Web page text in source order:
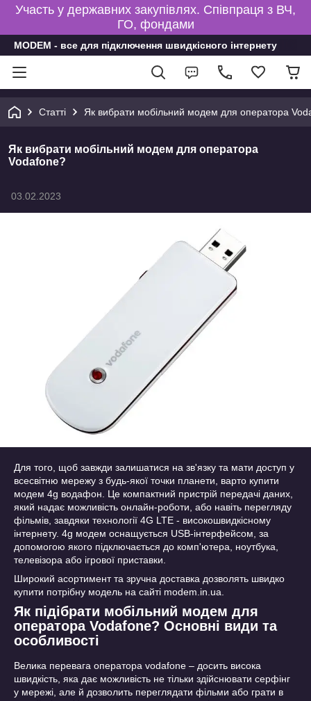
Участь у державних закупівлях. Співпраця з ВЧ,
ГО, фондами
MODEM - все для підключення швидкісного інтернету
Статті Як вибрати мобільний модем для оператора
Як вибрати мобільний модем для оператора
Vodafone?
03.02.2023
Для того, щоб завжди залишатися на зв'язку та мати доступ у
всесвітню мережу з будь-якої точки планети, варто купити
модем 4g водафон. Це компактний пристрій передачі даних,
який надає можливість онлайн-роботи, або навіть перегляду
фільмів, завдяки технології 4G LTE - високошвидкісному
інтернету. 4g модем оснащується USB-інтерфейсом, за
допомогою якого підключається до комп'ютера, ноутбука,
телевізора або ігрової приставки.
Широкий асортимент та зручна доставка дозволять швидко
купити потрібну модель на сайті modem.in.ua.
Як підібрати мобільний модем для
оператора Vodafone? Основні види та
особливості
Велика перевага оператора vodafone – досить висока
швидкість, яка дає можливість не тільки здійснювати серфінг
у мережі, але й дозволить переглядати фільми або грати в